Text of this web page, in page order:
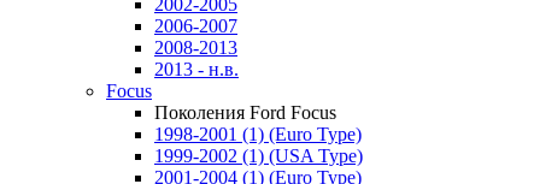
2002-2005
2006-2007
2008-2013
2013 - н.в.
Focus
Поколения Ford Focus
1998-2001 (1) (Euro Type)
1999-2002 (1) (USA Type)
2001-2004 (1) (Euro Type)